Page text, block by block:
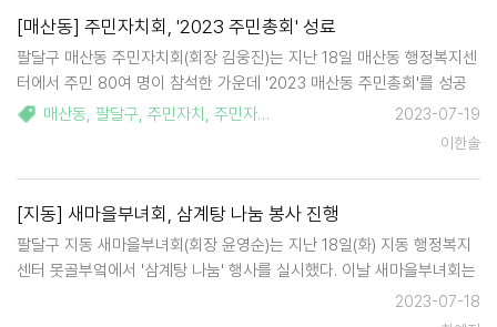
[매산동] 주민자치회, '2023 주민총회' 성료
팔달구 매산동 주민자치회(회장 김웅진)는 지난 18일 매산동 행정복지센
터에서 주민 80여 명이 참석한 가운데 '2023 매산동 주민총회'를 성공
적으로 개최했다. '매산동 주민자치, 주민의 손으로'라는 주제로 열린 이
번 주민총회는 경기민요 축하공연을 시작으로 2023년 주민자치회 활동
매산동, 팔달구, 주민자치 , 주민자치회
2023-07-19
이한솔
[지동] 새마을부녀회, 삼계탕 나눔 봉사 진행
팔달구 지동 새마을부녀회(회장 윤영순)는 지난 18일(화) 지동 행정복지
센터 못골부엌에서 '삼계탕 나눔' 행사를 실시했다. 이날 새마을부녀회는
여름철을 맞아 기운을 북돋아 줄 삼계탕과 입맛을 돋울 겉절이 김치를 구
슬땀을 흘리며 정성껏 만들어 관내 취약계층 25가구에 전달하고 안부를
2023-07-18